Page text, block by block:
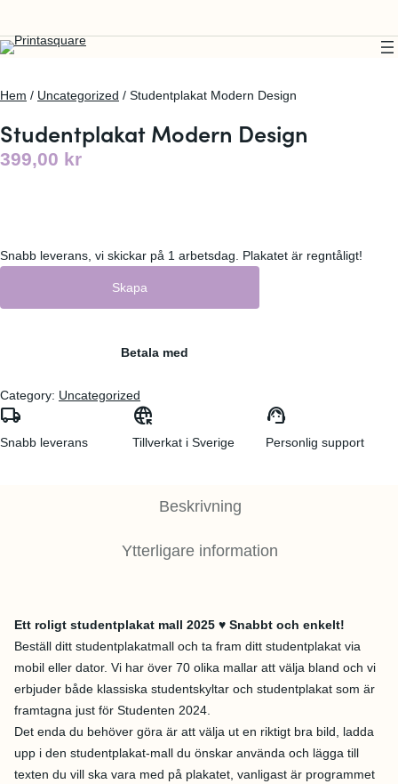
Hem / Uncategorized / Studentplakat Modern Design
Studentplakat Modern Design
399,00 kr
Snabb leverans, vi skickar på 1 arbetsdag. Plakatet är regntåligt!
Skapa
Betala med
Category: Uncategorized
local_shipping
Snabb leverans
captive_portal
Tillverkat i Sverige
support_agent
Personlig support
Beskrivning
Ytterligare information
Ett roligt studentplakat mall 2025 ♥ Snabbt och enkelt!
Beställ ditt studentplakatmall och ta fram ditt studentplakat via
mobil eller dator. Vi har över 70 olika mallar att välja bland och vi
erbjuder både klassiska studentskyltar och studentplakat som är
framtagna just för Studenten 2024.
Det enda du behöver göra är att välja ut en riktigt bra bild, ladda
upp i den studentplakat-mall du önskar använda och lägga till
texten du vill ska vara med på plakatet, vanligast är programmet